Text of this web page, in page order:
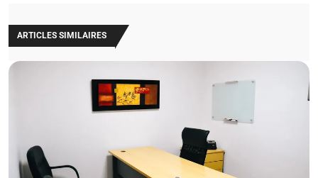
ARTICLES SIMILAIRES